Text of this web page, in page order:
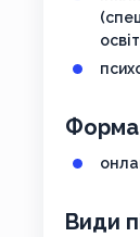
Форма
Види